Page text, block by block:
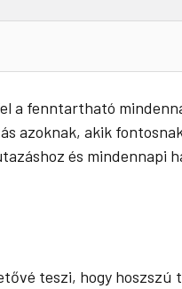
a fenntartható
azoknak, akik
és mindennapi
teszi, hogy hoszszú